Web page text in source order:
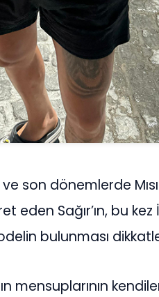
ve son dönemlerde
eden Sağır’ın, bu kez
bulunması
mensuplarının